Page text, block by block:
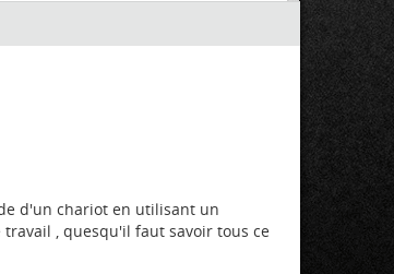
d'un chariot en utilisant un
, quesqu'il faut savoir tous ce